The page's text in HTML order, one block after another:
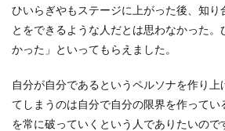
ひいらぎやもステージに上がった後、知り
とをできるような人だとは思わなかった。
かった」といってもらえました。
自分が自分であるというペルソナを作り上
てしまうのは自分で自分の限界を作って
を常に破っていくという人でありたいので